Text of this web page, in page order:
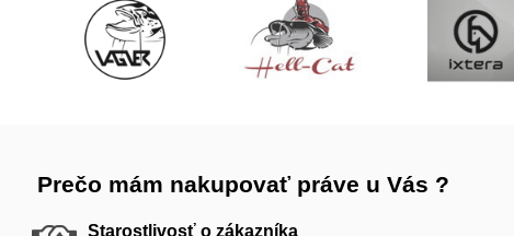
Prečo mám nakupovať práve u Vás ?
Starostlivosť o zákazníka